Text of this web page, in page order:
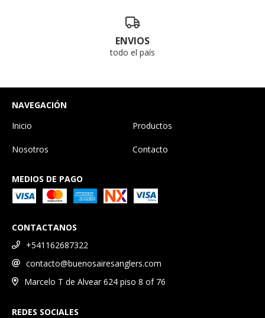
ENVIOS
todo el país
NAVEGACIÓN
Inicio
Productos
Nosotros Contacto
MEDIOS DE PAGO
CONTACTANOS
+541162687322
contacto@buenosairesanglers.com
Marcelo T de Alvear 624 piso 8 of 76
REDES SOCIALES